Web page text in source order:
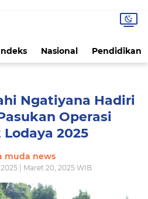
Nasional Pendidikan
Ngatiyana Hadiri
Operasi
2025
muda news
| Maret 20, 2025 WIB